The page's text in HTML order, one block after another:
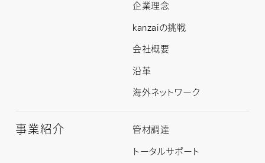
ッ
企業理念
kanzaiの挑戦
会社概要
沿革
海外ネットワーク
事業紹介 事
紹
介
管材調達
トータルサポート